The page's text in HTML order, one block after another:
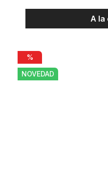
A la
Neumáticos Pirelli CYCL-E
%
NOVEDAD